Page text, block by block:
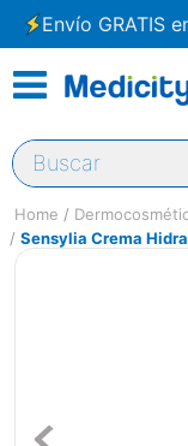
Envío GRATIS
Buscar
Sensylia Crema